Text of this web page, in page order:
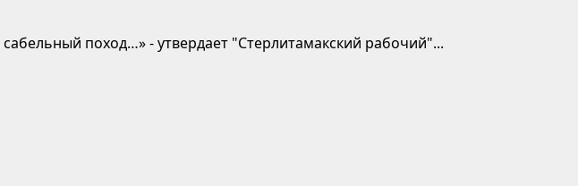
поход…» - утвердает "Стерлитамакский рабочий"...